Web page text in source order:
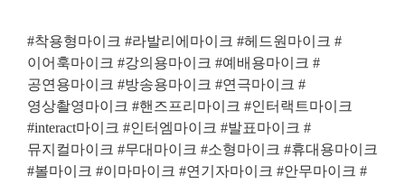
#착용형마이크 #라발리에마이크 #헤드원마이크 #
이어훅마이크 #강의용마이크 #예배용마이크 #
공연용마이크 #방송용마이크 #연극마이크 #
영상촬영마이크 #핸즈프리마이크 #인터랙트마이크
#interact마이크 #인터엠마이크 #발표마이크 #
뮤지컬마이크 #무대마이크 #소형마이크 #휴대용마이크
#볼마이크 #이마마이크 #연기자마이크 #안무마이크 #